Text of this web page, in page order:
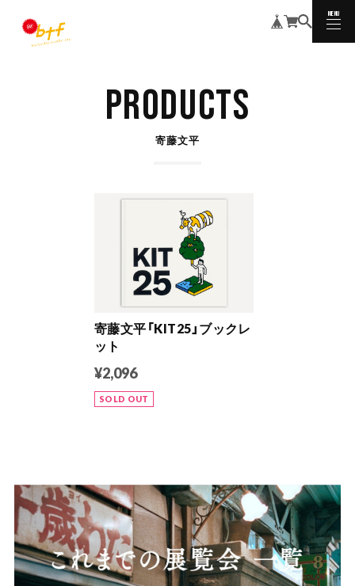
MENU
CLOSE
PRODUCTS
寄藤文平
寄藤文平「KIT25」ブックレ
ット
¥2,096
SOLD OUT